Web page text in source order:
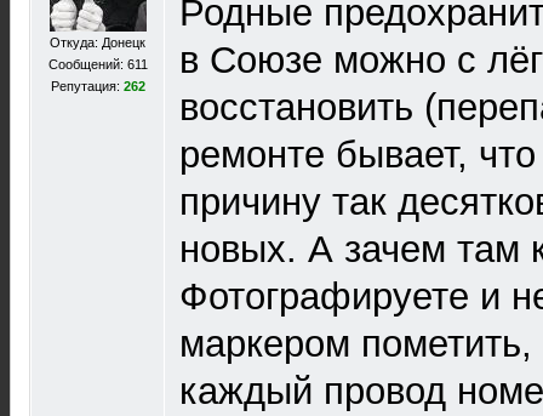
Откуда: Донецк
Сообщений: 611
Репутация: 262
Родные
в Союзе можно с
восстановить
ремонте бывает,
причину так
новых. А зачем там
Фотографируете и
маркером
каждый провод